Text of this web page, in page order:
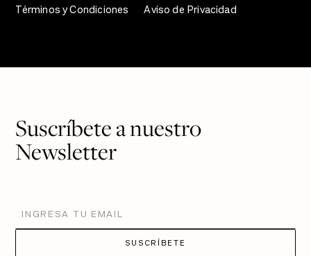
Términos y Condiciones
Aviso de Privacidad
Suscríbete a nuestro
Newsletter